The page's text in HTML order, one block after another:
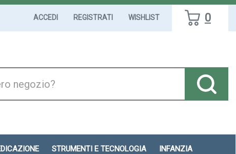
ACCEDI REGISTRATI WISHLIST 0
STRUMENTI E TECNOLOGIA INFANZIA